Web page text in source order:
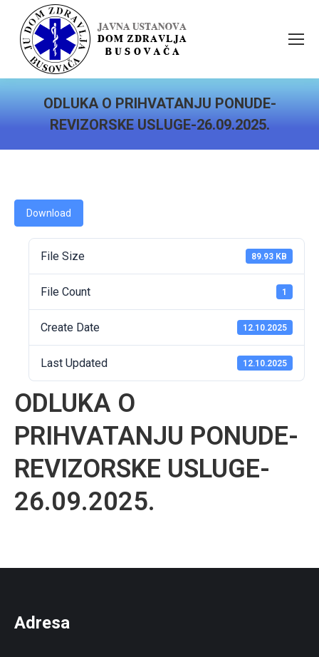
ODLUKA O PRIHVATANJU PONUDE-
REVIZORSKE USLUGE-26.09.2025.
Download
File Size 89.93 KB
File Count 1
Create Date 12.10.2025
Last Updated 12.10.2025
ODLUKA O
PRIHVATANJU PONUDE-
REVIZORSKE USLUGE-
26.09.2025.
Adresa